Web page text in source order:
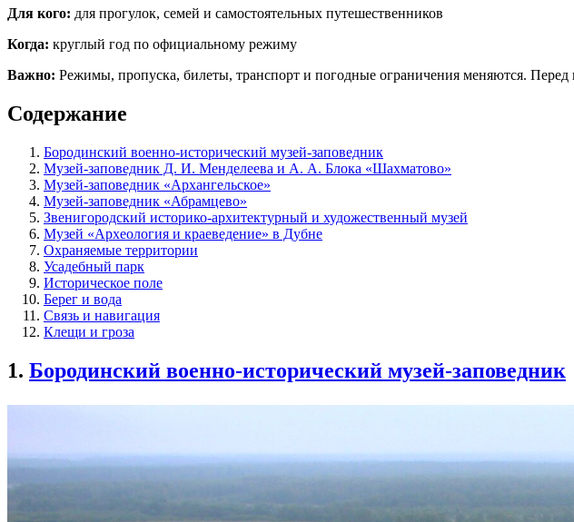
Для кого: для прогулок, семей и самостоятельных путешественников
Когда: круглый год по официальному режиму
Важно: Режимы, пропуска, билеты, транспорт и погодные ограничения меняются.
Содержание
Бородинский военно-исторический музей-заповедник
Музей-заповедник Д. И. Менделеева и А. А. Блока «Шахматово»
Музей-заповедник «Архангельское»
Музей-заповедник «Абрамцево»
Звенигородский историко-архитектурный и художественный музей
Музей «Археология и краеведение» в Дубне
Охраняемые территории
Усадебный парк
Историческое поле
Берег и вода
Связь и навигация
Клещи и гроза
1. Бородинский военно-исторический музей-заповедник